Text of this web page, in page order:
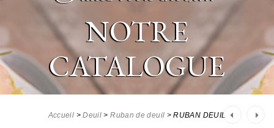
NOTRE
CATALOGUE
Accueil > Deuil > Ruban de deuil > RUBAN DEUIL
Post